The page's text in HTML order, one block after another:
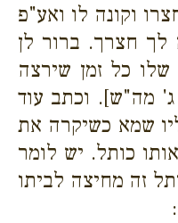
וקונה לו ואע"פ
חצרך. ברור לן
כל זמן שירצה
ג' מה"ש]. וכתב עוד
שמא כשיקרה את
כותל. יש לומר
זה מחיצה לביתו